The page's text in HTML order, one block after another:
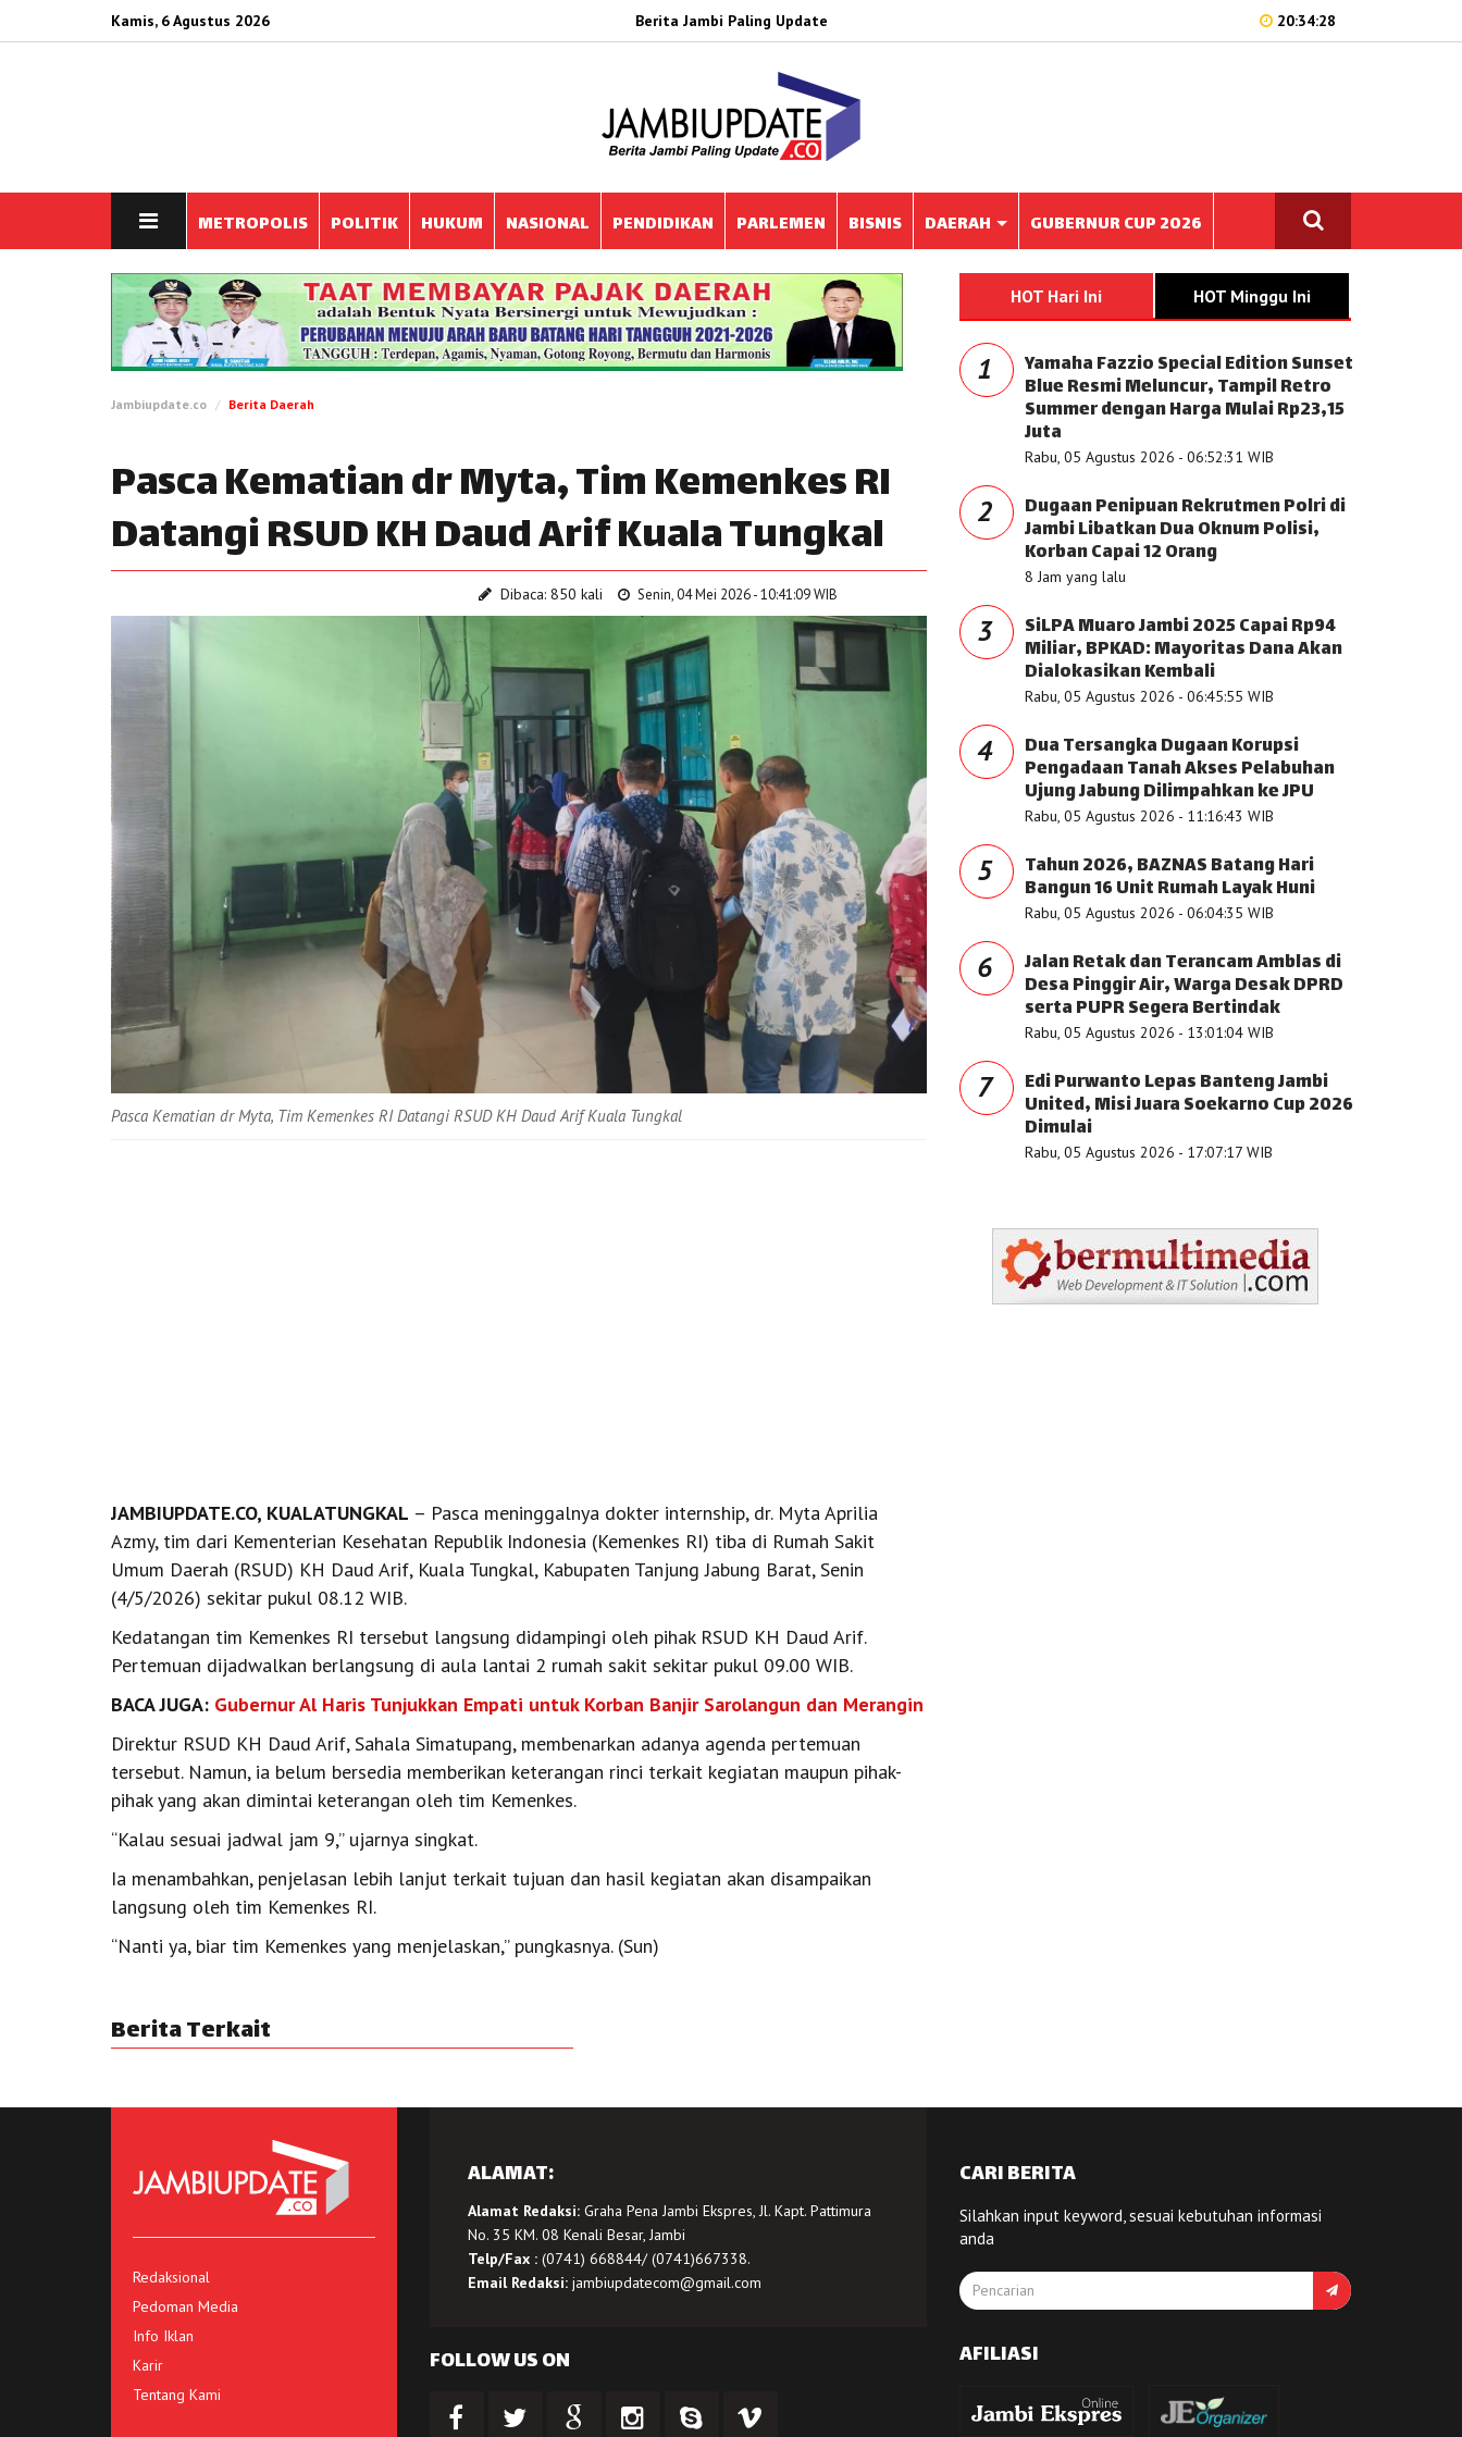
Kamis, 6 Agustus 2026 Berita Jambi Paling Update 20:34:28
METROPOLIS POLITIK HUKUM NASIONAL PENDIDIKAN PARLEMEN BISNIS DAERAH GUBERNUR CUP 2026
Jambiupdate.co Berita Daerah
Pasca Kematian dr Myta, Tim Kemenkes RI
Datangi RSUD KH Daud Arif Kuala Tungkal
Dibaca: 850 kali Senin, 04 Mei 2026 - 10:41:09 WIB
Pasca Kematian dr Myta, Tim Kemenkes RI Datangi RSUD KH Daud Arif Kuala Tungkal
JAMBIUPDATE.CO, KUALATUNGKAL – Pasca meninggalnya dokter internship, dr. Myta Aprilia
Azmy, tim dari Kementerian Kesehatan Republik Indonesia (Kemenkes RI) tiba di Rumah Sakit
Umum Daerah (RSUD) KH Daud Arif, Kuala Tungkal, Kabupaten Tanjung Jabung Barat, Senin
(4/5/2026) sekitar pukul 08.12 WIB.
Kedatangan tim Kemenkes RI tersebut langsung didampingi oleh pihak RSUD KH Daud Arif.
Pertemuan dijadwalkan berlangsung di aula lantai 2 rumah sakit sekitar pukul 09.00 WIB.
BACA JUGA: Gubernur Al Haris Tunjukkan Empati untuk Korban Banjir Sarolangun dan Merangin
Direktur RSUD KH Daud Arif, Sahala Simatupang, membenarkan adanya agenda pertemuan
tersebut. Namun, ia belum bersedia memberikan keterangan rinci terkait kegiatan maupun pihak-
pihak yang akan dimintai keterangan oleh tim Kemenkes.
“Kalau sesuai jadwal jam 9,” ujarnya singkat.
Ia menambahkan, penjelasan lebih lanjut terkait tujuan dan hasil kegiatan akan disampaikan
langsung oleh tim Kemenkes RI.
“Nanti ya, biar tim Kemenkes yang menjelaskan,” pungkasnya. (Sun)
Berita Terkait
HOT Hari Ini HOT Minggu Ini
1 Yamaha Fazzio Special Edition Sunset
Blue Resmi Meluncur, Tampil Retro
Summer dengan Harga Mulai Rp23,15
Juta
Rabu, 05 Agustus 2026 - 06:52:31 WIB
2 Dugaan Penipuan Rekrutmen Polri di
Jambi Libatkan Dua Oknum Polisi,
Korban Capai 12 Orang
8 Jam yang lalu
3 SiLPA Muaro Jambi 2025 Capai Rp94
Miliar, BPKAD: Mayoritas Dana Akan
Dialokasikan Kembali
Rabu, 05 Agustus 2026 - 06:45:55 WIB
4 Dua Tersangka Dugaan Korupsi
Pengadaan Tanah Akses Pelabuhan
Ujung Jabung Dilimpahkan ke JPU
Rabu, 05 Agustus 2026 - 11:16:43 WIB
5 Tahun 2026, BAZNAS Batang Hari
Bangun 16 Unit Rumah Layak Huni
Rabu, 05 Agustus 2026 - 06:04:35 WIB
6 Jalan Retak dan Terancam Amblas di
Desa Pinggir Air, Warga Desak DPRD
serta PUPR Segera Bertindak
Rabu, 05 Agustus 2026 - 13:01:04 WIB
7 Edi Purwanto Lepas Banteng Jambi
United, Misi Juara Soekarno Cup 2026
Dimulai
Rabu, 05 Agustus 2026 - 17:07:17 WIB
Redaksional
Pedoman Media
Info Iklan
Karir
Tentang Kami
ALAMAT:
Alamat Redaksi:Graha Pena Jambi Ekspres, Jl. Kapt. Pattimura
No. 35 KM. 08 Kenali Besar, Jambi
Telp/Fax :(0741) 668844/ (0741)667338.
Email Redaksi: jambiupdatecom@gmail.com
FOLLOW US ON
CARI BERITA
Silahkan input keyword, sesuai kebutuhan informasi
anda
AFILIASI